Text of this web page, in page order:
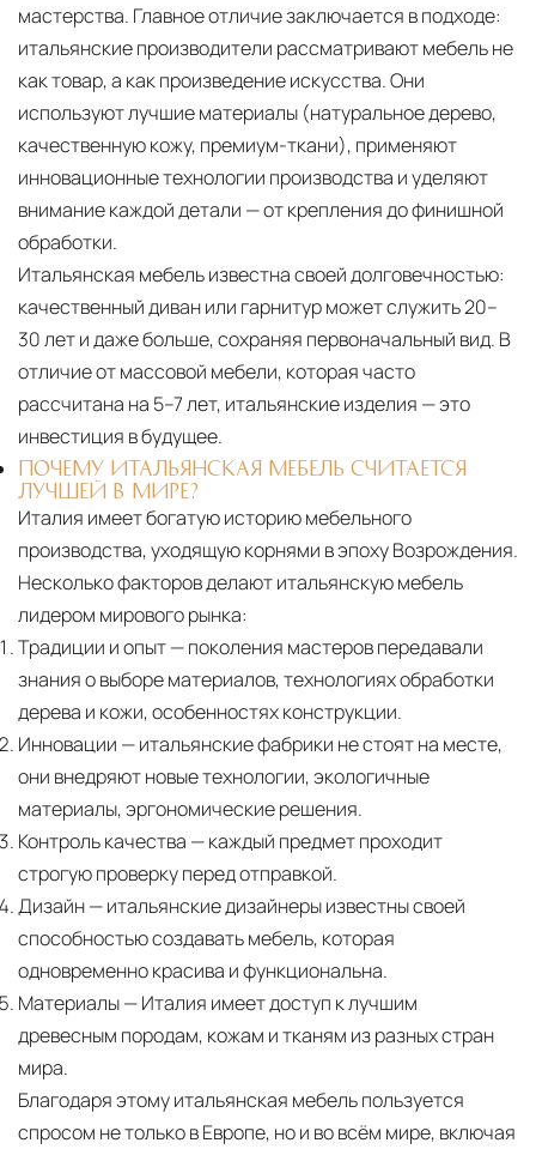
мастерства. Главное отличие заключается в подходе:
итальянские производители рассматривают мебель не
как товар, а как произведение искусства. Они
используют лучшие материалы (натуральное дерево,
качественную кожу, премиум-ткани), применяют
инновационные технологии производства и уделяют
внимание каждой детали — от крепления до финишной
обработки.
Итальянская мебель известна своей долговечностью:
качественный диван или гарнитур может служить 20–
30 лет и даже больше, сохраняя первоначальный вид. В
отличие от массовой мебели, которая часто
рассчитана на 5–7 лет, итальянские изделия — это
инвестиция в будущее.
ПОЧЕМУ ИТАЛЬЯНСКАЯ МЕБЕЛЬ СЧИТАЕТСЯ
ЛУЧШЕЙ В МИРЕ?
Италия имеет богатую историю мебельного
производства, уходящую корнями в эпоху Возрождения.
Несколько факторов делают итальянскую мебель
лидером мирового рынка:
Традиции и опыт— поколения мастеров передавали
знания о выборе материалов, технологиях обработки
дерева и кожи, особенностях конструкции.
Инновации — итальянские фабрики не стоят на месте,
они внедряют новые технологии, экологичные
материалы, эргономические решения.
Контроль качества — каждый предмет проходит
строгую проверку перед отправкой.
Дизайн— итальянские дизайнеры известны своей
способностью создавать мебель, которая
одновременно красива и функциональна.
Материалы— Италия имеет доступ к лучшим
древесным породам, кожам и тканям из разных стран
мира.
Благодаря этому итальянская мебель пользуется
спросом не только в Европе, но и во всём мире, включая